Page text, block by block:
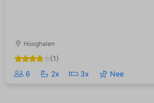
Hooghalen
(1)
6
2x 3x Nee